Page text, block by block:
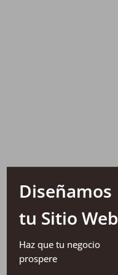
Diseñamos
tu Sitio Web
Haz que tu negocio
prospere